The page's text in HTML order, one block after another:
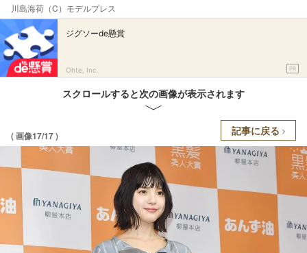
川島海荷（C）モデルプレス
ジグソーde懸賞
Ohte, Inc. PR
スクロールすると次の画像が表示されます
( 画像17/17 ) 記事に戻る